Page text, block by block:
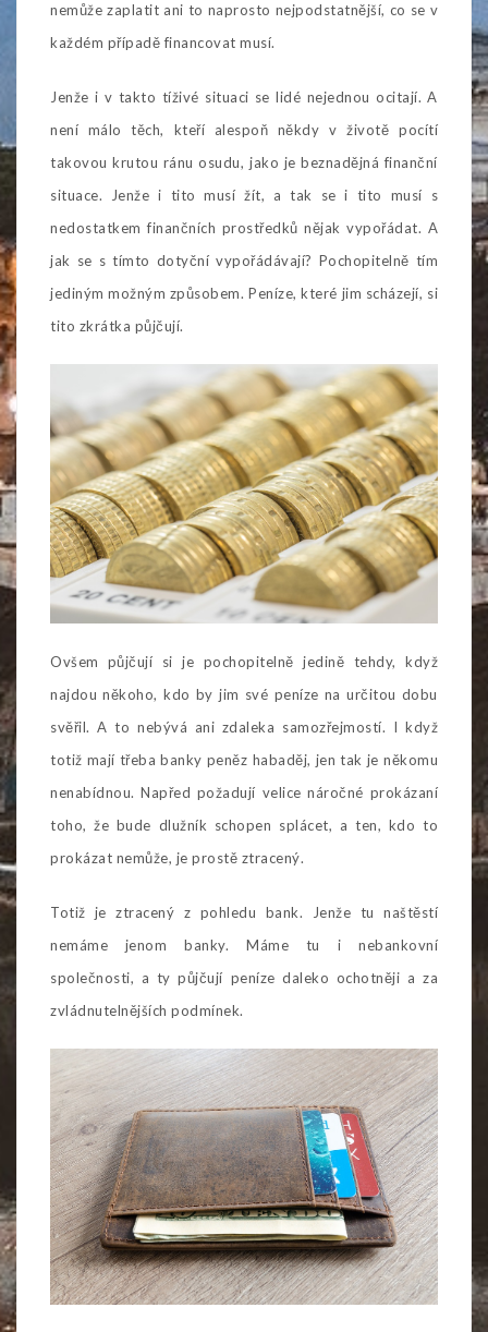
nemůže zaplatit ani to naprosto nejpodstatnější, co se v
každém případě financovat musí.
Jenže i v takto tíživé situaci se lidé nejednou ocitají. A
není málo těch, kteří alespoň někdy v životě pocítí
takovou krutou ránu osudu, jako je beznadějná finanční
situace. Jenže i tito musí žít, a tak se i tito musí s
nedostatkem finančních prostředků nějak vypořádat. A
jak se s tímto dotyční vypořádávají? Pochopitelně tím
jediným možným způsobem. Peníze, které jim scházejí, si
tito zkrátka půjčují.
Ovšem půjčují si je pochopitelně jedině tehdy, když
najdou někoho, kdo by jim své peníze na určitou dobu
svěřil. A to nebývá ani zdaleka samozřejmostí. I když
totiž mají třeba banky peněz habaděj, jen tak je někomu
nenabídnou. Napřed požadují velice náročné prokázaní
toho, že bude dlužník schopen splácet, a ten, kdo to
prokázat nemůže, je prostě ztracený.
Totiž je ztracený z pohledu bank. Jenže tu naštěstí
nemáme jenom banky. Máme tu i nebankovní
společnosti, a ty půjčují peníze daleko ochotněji a za
zvládnutelnějších podmínek.